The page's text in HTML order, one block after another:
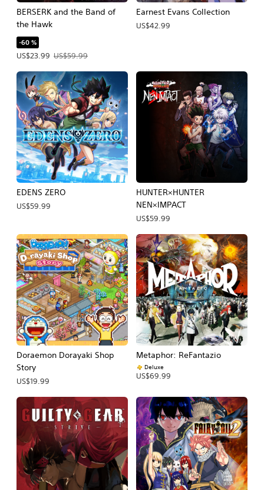
BERSERK and the Band of
the Hawk
-60 %
US$23.99
Precio de la oferta: US$23.99. Precio original: US$59.99.
US$59.99
Earnest Evans Collection
US$42.99
EDENS ZERO
US$59.99
HUNTER×HUNTER
NEN×IMPACT
US$59.99
Doraemon Dorayaki Shop
Story
US$19.99
Metaphor: ReFantazio
Deluxe
US$69.99